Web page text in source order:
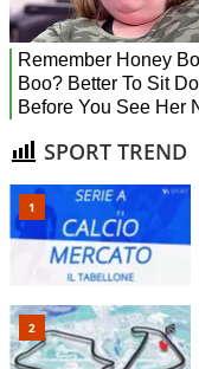
SPORT TREND